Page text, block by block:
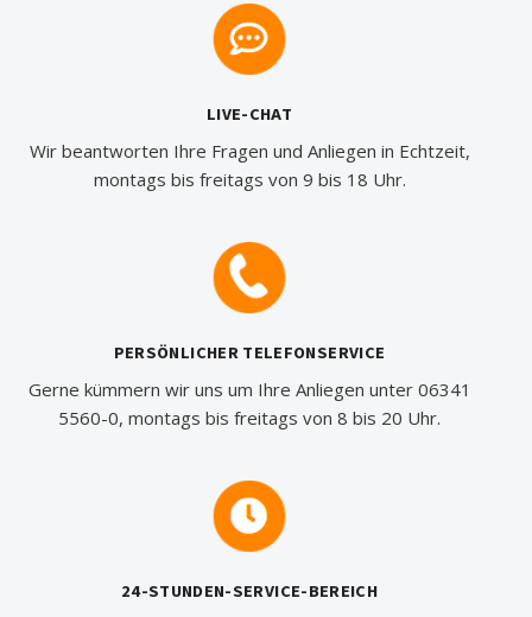
LIVE-CHAT
Wir beantworten Ihre Fragen und Anliegen in Echtzeit,
montags bis freitags von 9 bis 18 Uhr.
PERSÖNLICHER TELEFONSERVICE
Gerne kümmern wir uns um Ihre Anliegen unter 06341
5560-0, montags bis freitags von 8 bis 20 Uhr.
24-STUNDEN-SERVICE-BEREICH